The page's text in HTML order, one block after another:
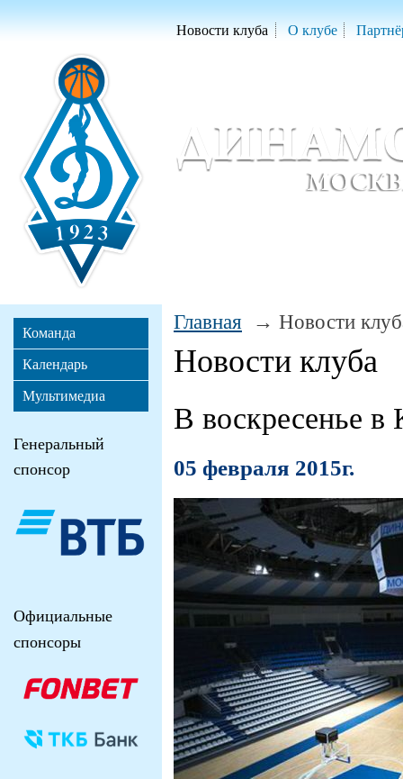
Новости клуба О клубе
Главная Новости
Новости клуба
В воскресенье в
05 февраля 2015г.
Команда
Календарь
Мультимедиа
Генеральный
спонсор
Официальные
спонсоры